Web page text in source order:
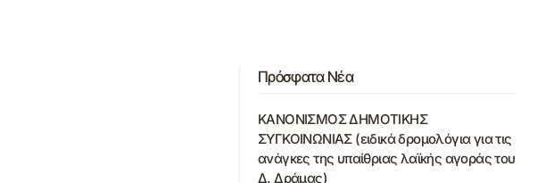
Πρόσφατα Νέα
ΚΑΝΟΝΙΣΜΟΣ ΔΗΜΟΤΙΚΗΣ
ΣΥΓΚΟΙΝΩΝΙΑΣ (ειδικά δρομολόγια για τις
ανάγκες της υπαίθριας λαϊκής αγοράς του
Δ. Δράμας)